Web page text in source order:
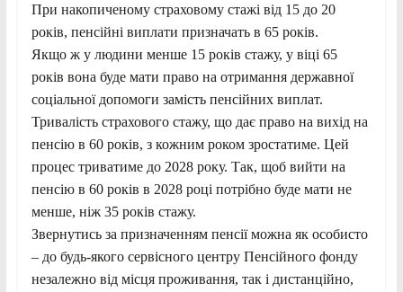
При накопиченому страховому стажі від 15 до 20
років, пенсійні виплати призначать в 65 років.
Якщо ж у людини менше 15 років стажу, у віці 65
років вона буде мати право на отримання державної
соціальної допомоги замість пенсійних виплат.
Тривалість страхового стажу, що дає право на вихід на
пенсію в 60 років, з кожним роком зростатиме. Цей
процес триватиме до 2028 року. Так, щоб вийти на
пенсію в 60 років в 2028 році потрібно буде мати не
менше, ніж 35 років стажу.
Звернутись за призначенням пенсії можна як особисто
– до будь-якого сервісного центру Пенсійного фонду
незалежно від місця проживання, так і дистанційно,